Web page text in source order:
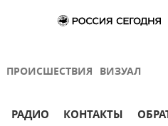
ПРОИСШЕСТВИЯ ВИЗУАЛ
РАДИО КОНТАКТЫ